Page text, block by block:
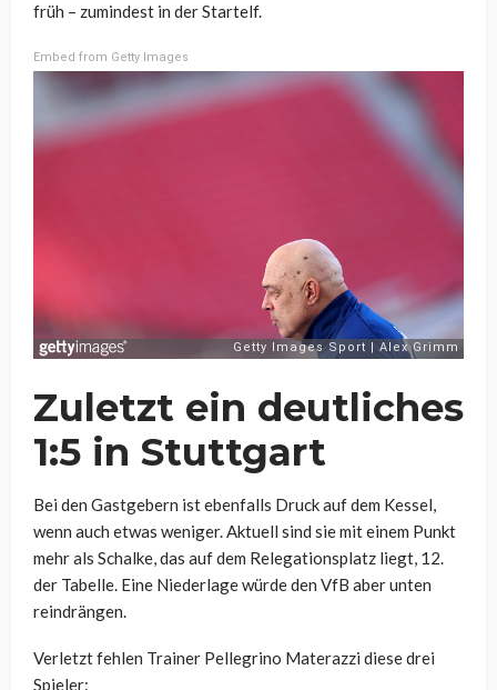
früh – zumindest in der Startelf.
Embed from Getty Images
Zuletzt ein deutliches
1:5 in Stuttgart
Bei den Gastgebern ist ebenfalls Druck auf dem Kessel,
wenn auch etwas weniger. Aktuell sind sie mit einem Punkt
mehr als Schalke, das auf dem Relegationsplatz liegt, 12.
der Tabelle. Eine Niederlage würde den VfB aber unten
reindrängen.
Verletzt fehlen Trainer Pellegrino Materazzi diese drei
Spieler: